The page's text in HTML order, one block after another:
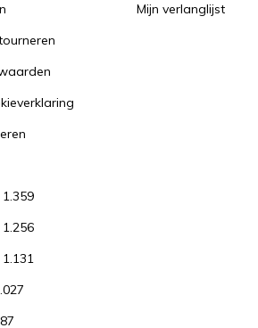
Mijn verlanglijst